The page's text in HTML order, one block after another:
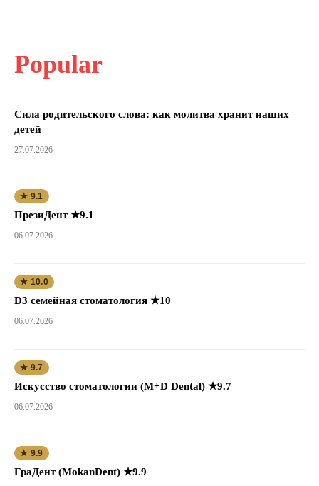
Popular
Сила родительского слова: как молитва хранит наших
детей
27.07.2026
★ 9.1
ПрезиДент ★9.1
06.07.2026
★ 10.0
D3 семейная стоматология ★10
06.07.2026
★ 9.7
Искусство стоматологии (M+D Dental) ★9.7
06.07.2026
★ 9.9
ГраДент (MokanDent) ★9.9